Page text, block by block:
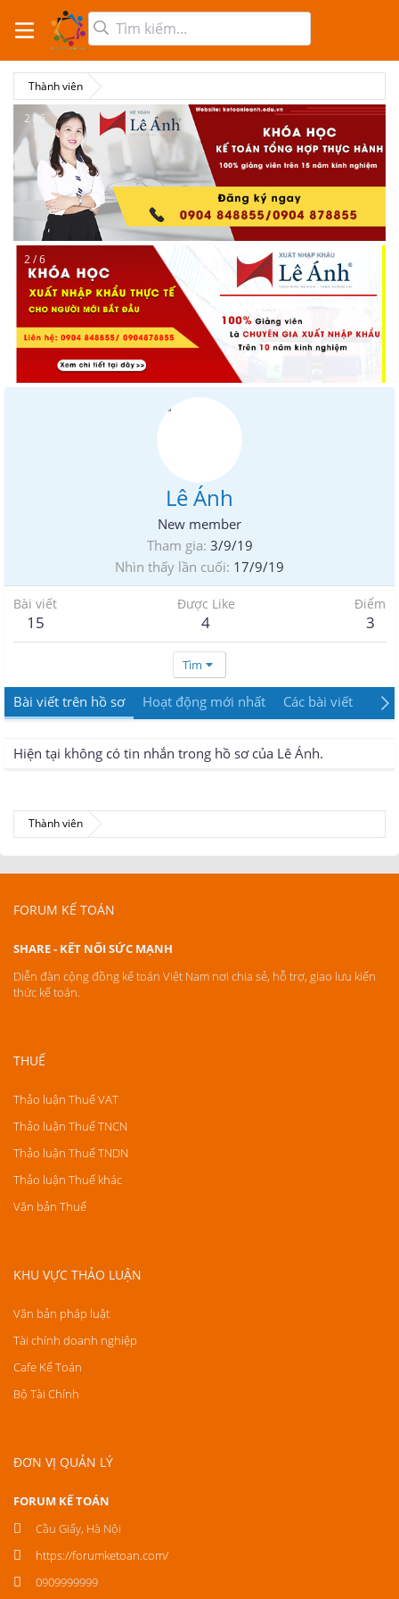
Thành viên
2 / 6
2 / 6
Lê Ánh
New member
Tham gia 3/9/19
Nhìn thấy lần cuối 17/9/19
Bài viết
15
Được Like
4
Điểm
3
Tìm
Bài viết trên hồ sơ Hoạt động mới nhất Các bài viết
Hiện tại không có tin nhắn trong hồ sơ của Lê Ánh.
Thành viên
FORUM KẾ TOÁN
SHARE - KẾT NỐI SỨC MẠNH
Diễn đàn cộng đồng kế toán Việt Nam nơi chia sẻ, hỗ trợ, giao lưu kiến
thức kế toán.
THUẾ
Thảo luận Thuế VAT
Thảo luận Thuế TNCN
Thảo luận Thuế TNDN
Thảo luận Thuế khác
Văn bản Thuế
KHU VỰC THẢO LUẬN
Văn bản pháp luật
Tài chính doanh nghiệp
Cafe Kế Toán
Bộ Tài Chính
ĐƠN VỊ QUẢN LÝ
FORUM KẾ TOÁN
Cầu Giấy, Hà Nội
https://forumketoan.com/
0909999999